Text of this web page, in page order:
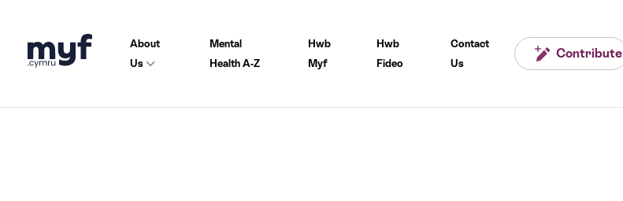
About
Us
Mental
Health A-Z
Hwb
Myf
Hwb
Fideo
Contact
Us
Contribute